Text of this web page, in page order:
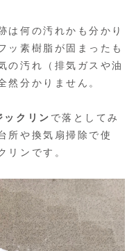
は何の汚れかも分かり
ッ素樹脂が固まったも
の汚れ（排気ガスや油
然分かりません。
ックリン で落としてみ
所や換気扇掃除で使
リンです。